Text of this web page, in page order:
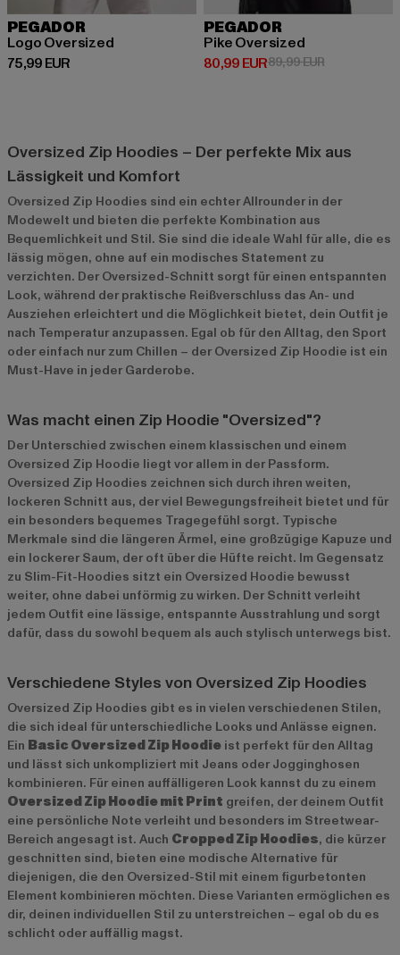
PEGADOR
Logo Oversized
75,99 EUR
Derzeitiger Preis: 75,99 EUR
PEGADOR
Pike Oversized
80,99 EUR
Derzeitiger Preis: 80,99 EUR
89,99 EURAktionspreis:
Oversized Zip Hoodies – Der perfekte Mix aus
Lässigkeit und Komfort
Oversized Zip Hoodies sind ein echter Allrounder in der
Modewelt und bieten die perfekte Kombination aus
Bequemlichkeit und Stil. Sie sind die ideale Wahl für alle, die es
lässig mögen, ohne auf ein modisches Statement zu
verzichten. Der Oversized-Schnitt sorgt für einen entspannten
Look, während der praktische Reißverschluss das An- und
Ausziehen erleichtert und die Möglichkeit bietet, dein Outfit je
nach Temperatur anzupassen. Egal ob für den Alltag, den Sport
oder einfach nur zum Chillen – der Oversized Zip Hoodie ist ein
Must-Have in jeder Garderobe.
Was macht einen Zip Hoodie "Oversized"?
Der Unterschied zwischen einem klassischen und einem
Oversized Zip Hoodie liegt vor allem in der Passform.
Oversized Zip Hoodies zeichnen sich durch ihren weiten,
lockeren Schnitt aus, der viel Bewegungsfreiheit bietet und für
ein besonders bequemes Tragegefühl sorgt. Typische
Merkmale sind die längeren Ärmel, eine großzügige Kapuze und
ein lockerer Saum, der oft über die Hüfte reicht. Im Gegensatz
zu Slim-Fit-Hoodies sitzt ein Oversized Hoodie bewusst
weiter, ohne dabei unförmig zu wirken. Der Schnitt verleiht
jedem Outfit eine lässige, entspannte Ausstrahlung und sorgt
dafür, dass du sowohl bequem als auch stylisch unterwegs bist.
Verschiedene Styles von Oversized Zip Hoodies
Oversized Zip Hoodies gibt es in vielen verschiedenen Stilen,
die sich ideal für unterschiedliche Looks und Anlässe eignen.
Ein Basic Oversized Zip Hoodie ist perfekt für den Alltag
und lässt sich unkompliziert mit Jeans oder Jogginghosen
kombinieren. Für einen auffälligeren Look kannst du zu einem
Oversized Zip Hoodie mit Print greifen, der deinem Outfit
eine persönliche Note verleiht und besonders im Streetwear-
Bereich angesagt ist. Auch Cropped Zip Hoodies, die kürzer
geschnitten sind, bieten eine modische Alternative für
diejenigen, die den Oversized-Stil mit einem figurbetonten
Element kombinieren möchten. Diese Varianten ermöglichen es
dir, deinen individuellen Stil zu unterstreichen – egal ob du es
schlicht oder auffällig magst.